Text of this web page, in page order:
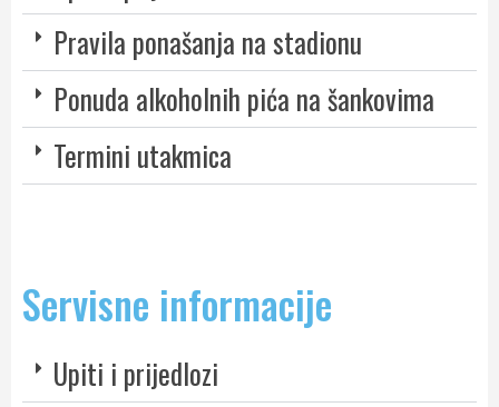
Pravila ponašanja na stadionu
Ponuda alkoholnih pića na šankovima
Termini utakmica
Servisne informacije
Upiti i prijedlozi